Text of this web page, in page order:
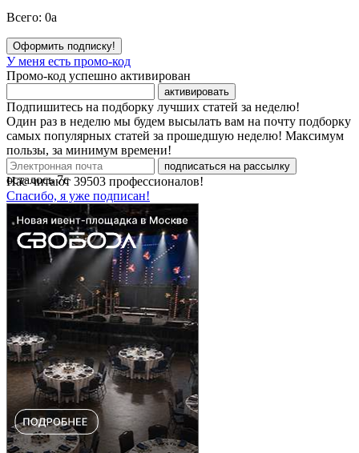
Всего: 0a
Оформить подписку!
У меня есть промо-код
Промо-код успешно активирован
активировать
Подпишитесь на подборку лучших статей за неделю!
Один раз в неделю мы будем высылать вам на почту подборку
самых популярных статей за прошедшую неделю! Максимум
пользы, за минимум времени!
подписаться на рассылку
Нас читают 39503 профессионалов!
Спасибо, я уже подписан!
осталось7с